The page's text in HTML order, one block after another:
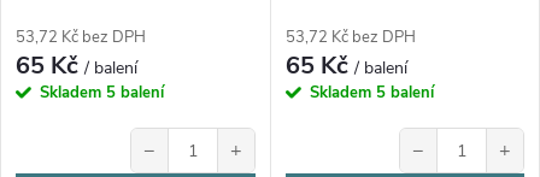
53,72 Kč bez DPH
65 Kč/ balení
Skladem 5 balení
− +
53,72 Kč bez DPH
65 Kč/ balení
Skladem 5 balení
− +